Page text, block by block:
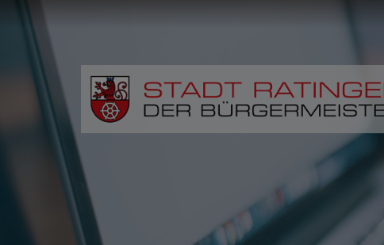
(Schnelltaste
Zum
Seitenanfang
springen
(Schnelltaste
Navigation/Menü
(Schnelltaste